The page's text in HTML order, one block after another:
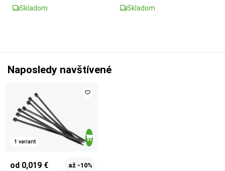
Skladom Skladom
Naposledy navštívené
1 variant
od 0,019 € až -10%